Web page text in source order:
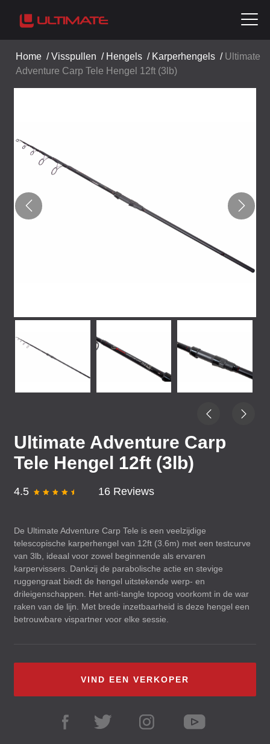
Home /Visspullen / Hengels / Karperhengels / Ultimate
Adventure Carp Tele Hengel 12ft (3lb)
Ultimate Adventure Carp
Tele Hengel 12ft (3lb)
4.5 16 Reviews
De Ultimate Adventure Carp Tele is een veelzijdige
telescopische karperhengel van 12ft (3.6m) met een testcurve
van 3lb, ideaal voor zowel beginnende als ervaren
karpervissers. Dankzij de parabolische actie en stevige
ruggengraat biedt de hengel uitstekende werp- en
drileigenschappen. Het anti-tangle topoog voorkomt in de war
raken van de lijn. Met brede inzetbaarheid is deze hengel een
betrouwbare vispartner voor elke sessie.
VIND EEN VERKOPER